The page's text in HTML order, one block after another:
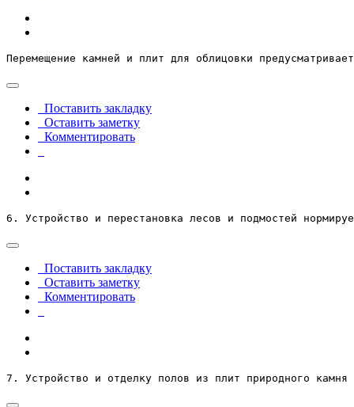
Перемещение камней и плит для облицовки
Поставить закладку
Оставить заметку
Комментировать
6. Устройство и перестановка лесов и подмостей
Поставить закладку
Оставить заметку
Комментировать
7. Устройство и отделку полов из плит природного